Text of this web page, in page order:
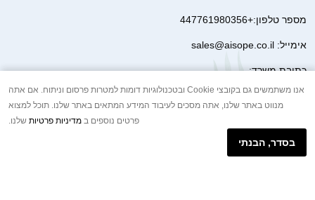
מספר טלפון:+447761980356
אימייל: sales@aisope.co.il
כתובת משרד:
41 Devonshire Street Ground Floor Office 1 London W1G 7AJ
United Kingdom
+44 7410 2065017
הודעת וואטסאפ באינטרנט
אנו משתמשים גם בקובצי Cookie ובטכנולוגיות דומות למטרות פרסום וניתוח. אם אתה
מנווט באתר שלנו, אתה מסכים לעיבוד המידע המתאים באתר שלנו. תוכל למצוא
פרטים נוספים ב מדיניות פרטיות שלנו.
בסדר, הבנתי